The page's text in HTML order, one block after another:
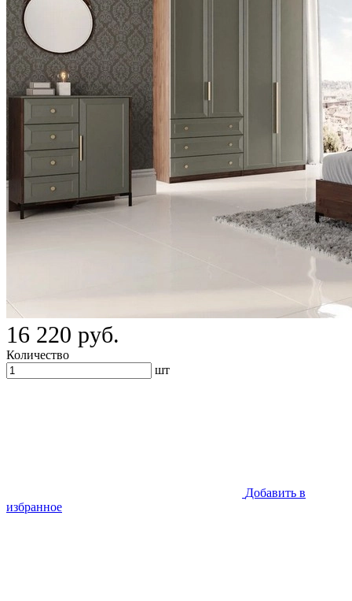
16 220 руб.
Количество
шт
Добавить в
избранное